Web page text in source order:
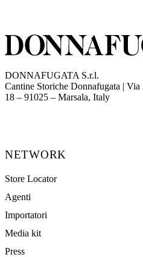
DONNAFUGATA S.r.l.
Cantine Storiche Donnafugata | Via
18 – 91025 – Marsala, Italy(opens
NETWORK
Store Locator
Agenti
Importatori
Media kit
Press